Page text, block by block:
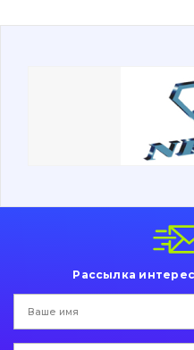
Фильтры и смазочные
Болты, гайки и элементы
Коронки, зубья, адаптера,
Ножи, режущие кромки
Подушки амортизационные
написати
Рассылка